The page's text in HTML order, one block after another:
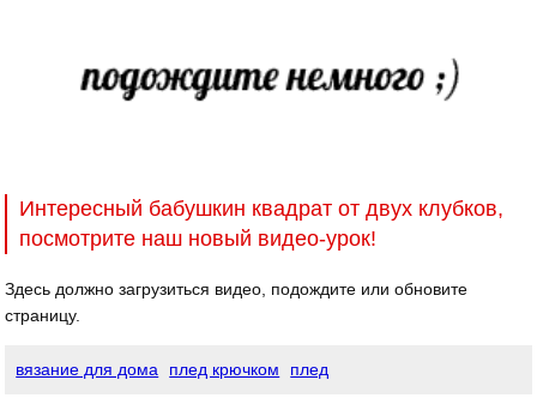
Интересный бабушкин квадрат от двух клубков,
посмотрите наш новый видео-урок!
Здесь должно загрузиться видео, подождите или обновите
страницу.
вязание для дома плед крючком плед